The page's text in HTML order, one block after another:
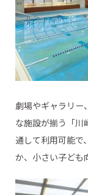
劇場やギャラリー
な施設が揃う「川
通して利用可能で
か、小さい子ども